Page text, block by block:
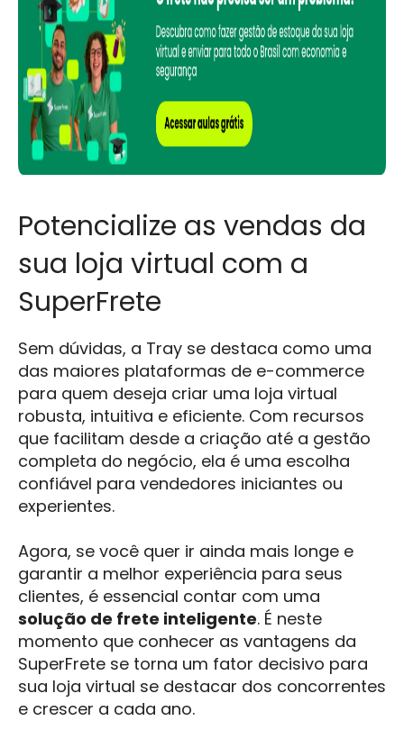
Potencialize as vendas da
sua loja virtual com a
SuperFrete
Sem dúvidas, a Tray se destaca como uma
das maiores plataformas de e-commerce
para quem deseja criar uma loja virtual
robusta, intuitiva e eficiente. Com recursos
que facilitam desde a criação até a gestão
completa do negócio, ela é uma escolha
confiável para vendedores iniciantes ou
experientes.
Agora, se você quer ir ainda mais longe e
garantir a melhor experiência para seus
clientes, é essencial contar com uma
solução de frete inteligente. É neste
momento que conhecer as vantagens da
SuperFrete se torna um fator decisivo para
sua loja virtual se destacar dos concorrentes
e crescer a cada ano.